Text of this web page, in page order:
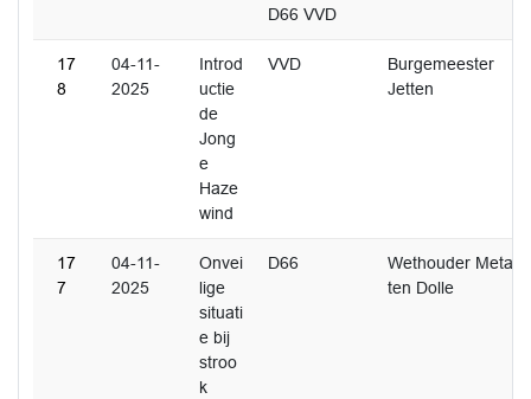
D66 VVD
17
8
04-11-
2025
Introd
uctie
de
Jong
e
Haze
wind
VVD
Burgemeester
Jetten
17
7
04-11-
2025
Onvei
lige
situati
e bij
stroo
k
D66
Wethouder Metaal-
ten Dolle